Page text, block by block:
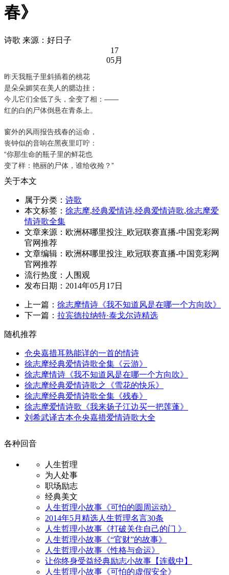
春》
诗歌 来源：好日子
17
05月
昨天我瓶子里斜插着的桃花
是朵朵媚笑在美人的腮边挂；
今儿它们全低了头，全变了相：——
红的白的尸体倒悬在青条上。
窗外的风雨报告残春的运命，
丧钟似的音响在黑夜里叮咛：
“你那生命的瓶子里的鲜花也
变了样：艳丽的尸体，谁给收殓？”
关于本文
属于分类： 诗歌
本文标签： 徐志摩,经典爱情诗,经典爱情诗歌,徐志摩爱
情诗歌全集
文章来源：欧洲杯哪里投注_欧冠联赛直播-中国竞彩网
官网推荐
文章编辑：欧洲杯哪里投注_欧冠联赛直播-中国竞彩网
官网推荐
流行热度： 人围观
发布日期：2014年05月17日
上一篇： 徐志摩情诗《我不知道风是在哪一个方向吹》
下一篇： 拉宾德拉纳特·泰戈尔诗精选
随机推荐
仓央嘉措耳熟能详的一首的情诗
徐志摩经典爱情诗歌全集《云游》
徐志摩情诗《我不知道风是在哪一个方向吹》
徐志摩经典爱情诗歌之《雪花的快乐》
徐志摩经典爱情诗歌全集《残春》
徐志摩爱情诗歌《我来扬子江边买一把莲蓬》
刘希武译古本仓央嘉措爱情诗歌大全
各种回音
人生哲理
为人处事
职场励志
经典美文
人生哲理小故事《可怕的圆周运动》
2014年5月精选人生哲理名言30条
人生哲理小故事《打破关住自己的门 》
人生哲理小故事《“官财”的故事》
人生哲理小故事《性格与命运》
让你终身受益经典励志小故事【连载中】
人生哲理小故事《可怕的虚假安全》